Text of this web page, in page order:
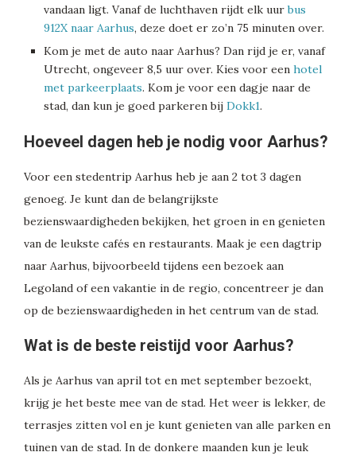
vandaan ligt. Vanaf de luchthaven rijdt elk uurbus
912X naar Aarhus, deze doet er zo’n 75 minuten over.
Kom je met de auto naar Aarhus? Dan rijd je er, vanaf
Utrecht, ongeveer 8,5 uur over. Kies voor een hotel
met parkeerplaats. Kom je voor een dagje naar de
stad, dan kun je goed parkeren bij Dokk1.
Hoeveel dagen heb je nodig voor Aarhus?
Voor een stedentrip Aarhus heb je aan 2 tot 3 dagen
genoeg. Je kunt dan de belangrijkste
bezienswaardigheden bekijken, het groen in en genieten
van de leukste cafés en restaurants. Maak je een dagtrip
naar Aarhus, bijvoorbeeld tijdens een bezoek aan
Legoland of een vakantie in de regio, concentreer je dan
op de bezienswaardigheden in het centrum van de stad.
Wat is de beste reistijd voor Aarhus?
Als je Aarhus van april tot en met september bezoekt,
krijg je het beste mee van de stad. Het weer is lekker, de
terrasjes zitten vol en je kunt genieten van alle parken en
tuinen van de stad. In de donkere maanden kun je leuk